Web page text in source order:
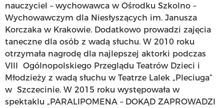
nauczyciel – wychowawca w Ośrodku Szkolno –
Wychowawczym dla Niesłyszących im. Janusza
Korczaka w Krakowie. Dodatkowo prowadzi zajęcia
taneczne dla osób z wadą słuchu. W 2010 roku
otrzymała nagrodę dla najlepszej aktorki podczas
VIII Ogólnopolskiego Przeglądu Teatrów Dzieci i
Młodzieży z wadą słuchu w Teatrze Lalek „Pleciuga”
w Szczecinie. W 2015 roku występowała w
spektaklu „PARALIPOMENA – DOKĄD ZAPROWADZI